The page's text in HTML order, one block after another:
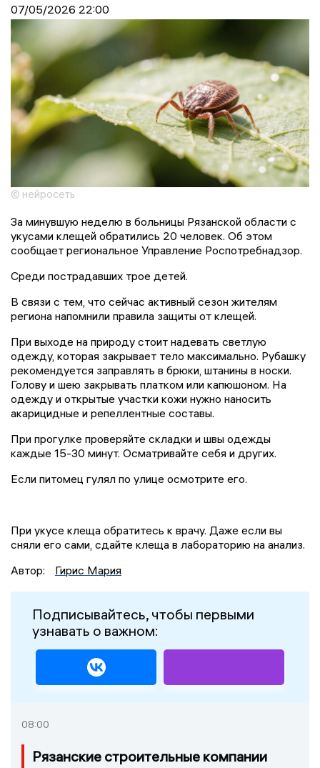
07/05/2026 22:00
© нейросеть
За минувшую неделю в больницы Рязанской области с
укусами клещей обратились 20 человек. Об этом
сообщает региональное Управление Роспотребнадзор.
Среди пострадавших трое детей.
В связи с тем, что сейчас активный сезон жителям
региона напомнили правила защиты от клещей.
При выходе на природу стоит надевать светлую
одежду, которая закрывает тело максимально. Рубашку
рекомендуется заправлять в брюки, штанины в носки.
Голову и шею закрывать платком или капюшоном. На
одежду и открытые участки кожи нужно наносить
акарицидные и репеллентные составы.
При прогулке проверяйте складки и швы одежды
каждые 15-30 минут. Осматривайте себя и других.
Если питомец гулял по улице осмотрите его.
При укусе клеща обратитесь к врачу. Даже если вы
сняли его сами, сдайте клеща в лабораторию на анализ.
Автор:
Гирис Мария
Подписывайтесь, чтобы первыми
узнавать о важном:
08:00
Рязанские строительные компании